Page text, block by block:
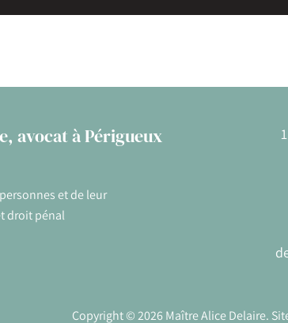
avocat à Périgueux
et de leur
droit pénal
Copyright © 2026 Maître Alice Delaire.